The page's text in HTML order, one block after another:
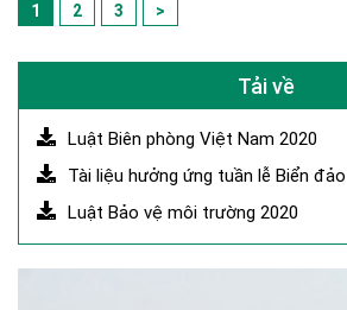
1
2 3 >
Tải về
Luật Biên phòng Việt Nam 2020
Tài liệu hưởng ứng tuần lễ Biển
Luật Bảo vệ môi trường 2020